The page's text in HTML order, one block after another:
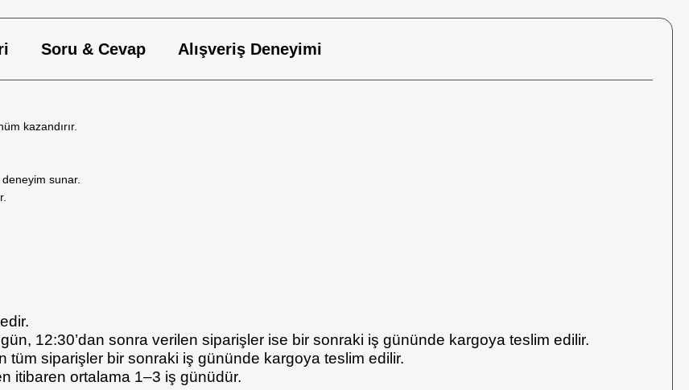
Soru & Cevap Alışveriş Deneyimi
kazandırır.
sunar.
12:30’dan sonra verilen siparişler ise bir sonraki iş gününde kargoya teslim edilir.
siparişler bir sonraki iş gününde kargoya teslim edilir.
itibaren ortalama 1–3 iş günüdür.